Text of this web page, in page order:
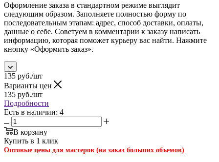
Оформление заказа в стандартном режиме выглядит
следующим образом. Заполняете полностью форму по
последовательным этапам: адрес, способ доставки, оплаты,
данные о себе. Советуем в комментарии к заказу написать
информацию, которая поможет курьеру вас найти. Нажмите
кнопку «Оформить заказ».
135 руб./шт
Варианты цен
135 руб./шт
Подробности
Есть в наличии: 4
В корзину
Купить в 1 клик
Оптовые цены для мастеров (на заказ больших объемов)